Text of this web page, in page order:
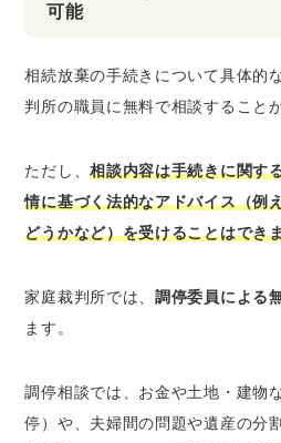
可能
相続放棄の手続きについて具体的
判所の職員に無料で相談すること
ただし、相談内容は手続きに関す
情に基づく法的なアドバイス（例
どうかなど）を受けることはでき
家庭裁判所では、調停委員による
ます。
調停相談では、お金や土地・建物
停）や、夫婦間の問題や遺産の分